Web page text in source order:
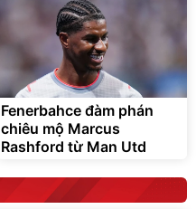
Fenerbahce đàm phán
chiêu mộ Marcus
Rashford từ Man Utd